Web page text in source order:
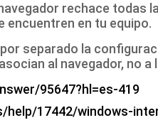
rechace todas
encuentren en tu equipo.
separado la
al navegador, no a
95647?hl=es-419
17442/windows-